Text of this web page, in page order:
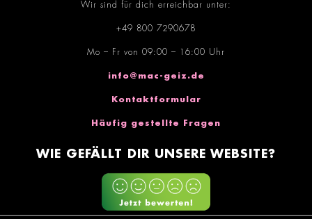
Wir sind für dich erreichbar unter:
+49 800 7290678
Mo – Fr von 09:00 – 16:00 Uhr
info@mac-geiz.de
Kontaktformular
Häufig gestellte Fragen
WIE GEFÄLLT DIR UNSERE WEBSITE?